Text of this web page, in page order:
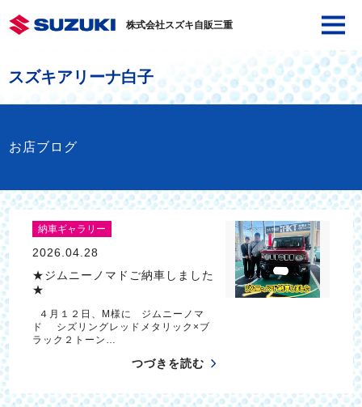
株式会社スズキ自販三重
スズキアリーナ白子
お店ブログ
納車ギャラリー
2026.04.28
★ジムニーノマドご納車しました
★
４月１２日、M様に ジムニーノマ
ド シズリングレッドメタリック×ブ
ラック２トーン…
つづきを読む